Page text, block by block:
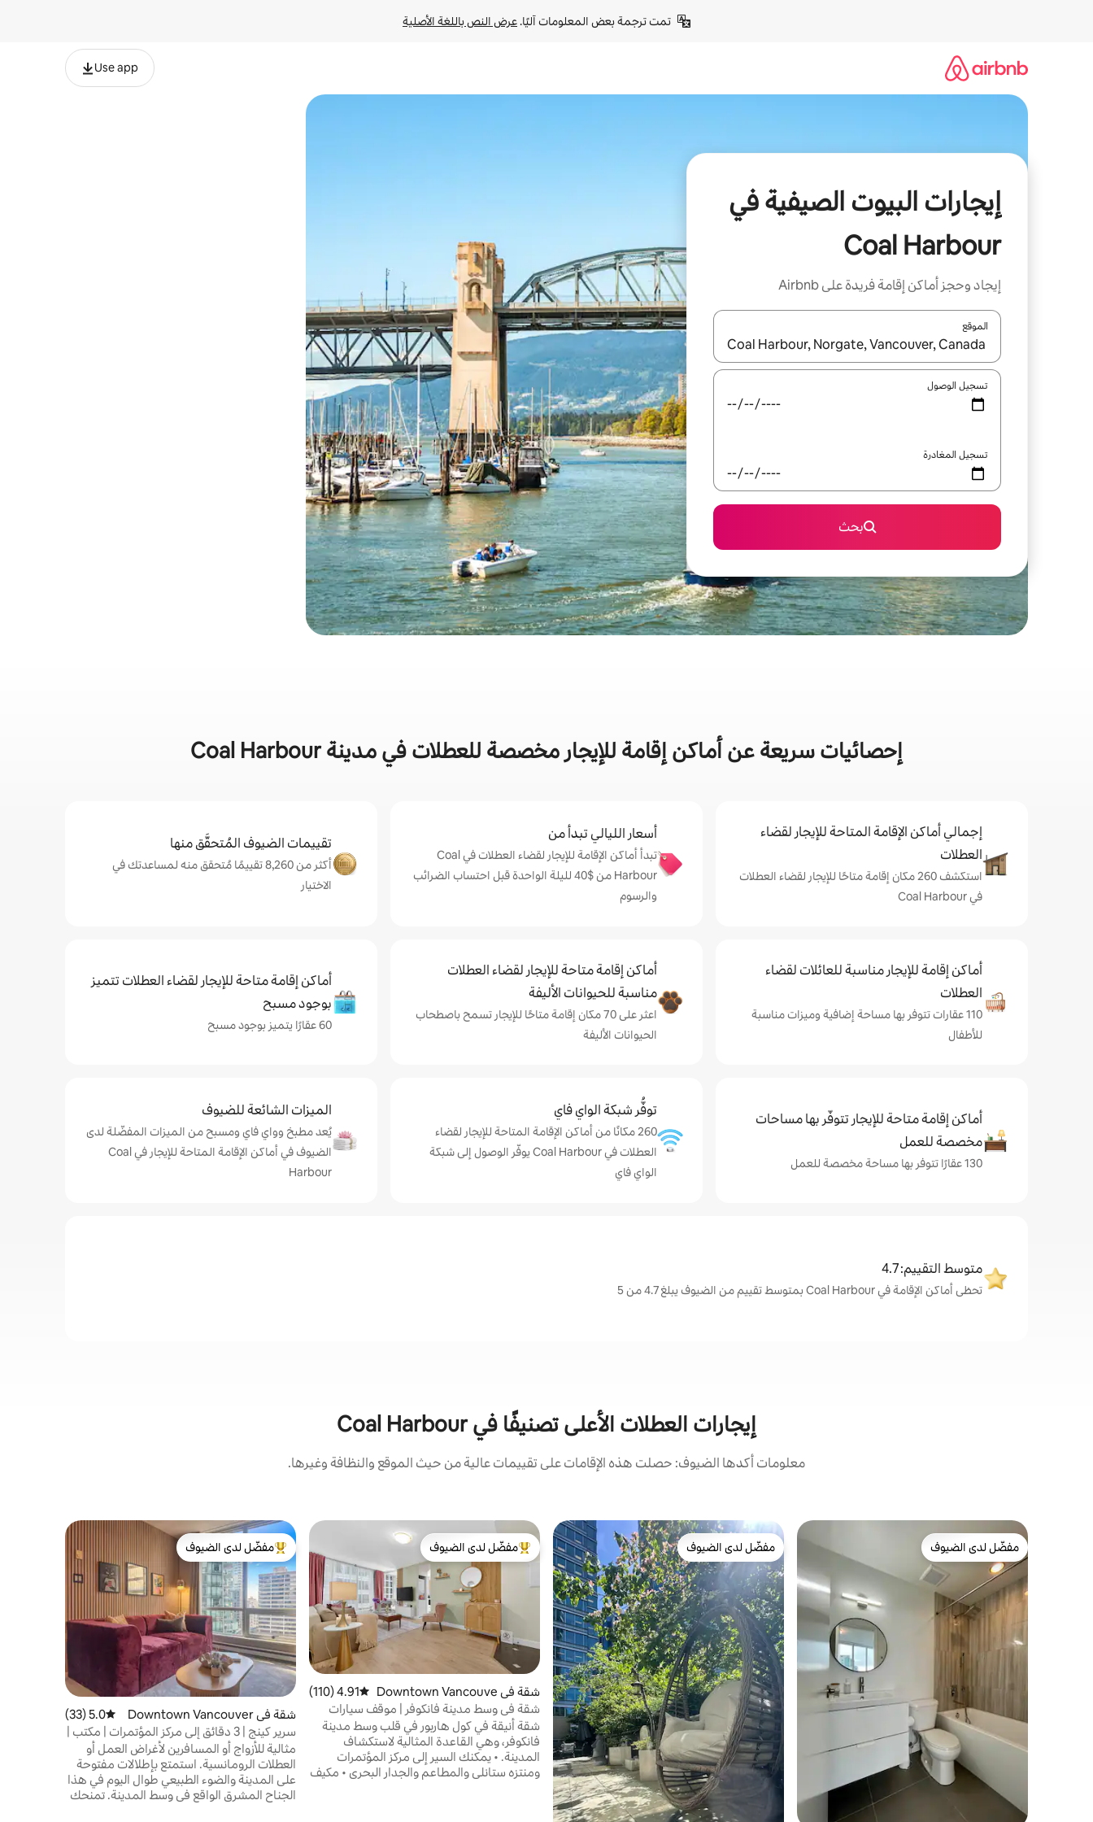
تمت ترجمة بعض المعلومات آليًا. عرض النص باللغة الأصلية
Use app
إيجارات البيوت الصيفية في
Coal Harbour
إيجاد وحجز أماكن إقامة فريدة على Airbnb
الموقع
عند توفر النتائج، انتقل باستخدام السهمين لأعلى ولأسفل أو استكشف عن طريق اللمس أو السحب.
تسجيل الوصول
تسجيل المغادرة
بحث
إحصائيات سريعة عن أماكن إقامة للإيجار مخصصة للعطلات في مدينة Coal Harbour
إجمالي أماكن الإقامة المتاحة للإيجار لقضاء
العطلات
استكشف 260 مكان إقامة متاحًا للإيجار لقضاء العطلات
في Coal Harbour
أسعار الليالي تبدأ من
تبدأ أماكن الإقامة للإيجار لقضاء العطلات في Coal
Harbour من $‏40 لليلة الواحدة قبل احتساب الضرائب
والرسوم
تقييمات الضيوف المُتحقَّق منها
أكثر من 8,260 تقييمًا مُتحقق منه لمساعدتك في
الاختيار
أماكن إقامة للإيجار مناسبة للعائلات لقضاء
العطلات
110 عقارات تتوفر بها مساحة إضافية وميزات مناسبة
للأطفال
أماكن إقامة متاحة للإيجار لقضاء العطلات
مناسبة للحيوانات الأليفة
اعثر على 70 مكان إقامة متاحًا للإيجار تسمح باصطحاب
الحيوانات الأليفة
أماكن إقامة متاحة للإيجار لقضاء العطلات تتميز
بوجود مسبح
60 عقارًا يتميز بوجود مسبح
أماكن إقامة متاحة للإيجار تتوفّر بها مساحات
مخصصة للعمل
130 عقارًا تتوفر بها مساحة مخصصة للعمل
توفُّر شبكة الواي فاي
260 مكانًا من أماكن الإقامة المتاحة للإيجار لقضاء
العطلات في Coal Harbour يوفّر الوصول إلى شبكة
الواي فاي
الميزات الشائعة للضيوف
يُعد مطبخ وواي فاي ومسبح من الميزات المفضّلة لدى
الضيوف في أماكن الإقامة المتاحة للإيجار في Coal
Harbour
متوسط التقييم: 4.7
تحظى أماكن الإقامة في Coal Harbour بمتوسط تقييم من الضيوف يبلغ 4.7 من 5
إيجارات العطلات الأعلى تصنيفًا في Coal Harbour
معلومات أكدها الضيوف: حصلت هذه الإقامات على تقييمات عالية من حيث الموقع والنظافة وغيرها.
مفضّل لدى الضيوف
مفضّل لدى الضيوف
مفضّل لدى الضيوف
مفضّل لدى الضيوف
من أبرز البيوت المفضّلة لدى الضيوف
مفضّل لدى الضيوف
شقة في Downtown Vancouve
r
متوسط التقييم 4.91 من 5، 110 مراجعات
4.91 (110)
شقة في وسط مدينة فانكوفر | موقف سيارات
آمن + مكيف هواء
شقة أنيقة في كول هاربور في قلب وسط مدينة
فانكوفر، وهي القاعدة المثالية لاستكشاف
المدينة. • يمكنك السير إلى مركز المؤتمرات
ومنتزه ستانلي والمطاعم والجدار البحري • مكيف
من أبرز البيوت المفضّلة لدى الضيوف
مفضّل لدى الضيوف
شقة في Downtown Vancouver متوسط التقييم 5.0 من 5، 33 مراجعات
5.0 (33)
سرير كينج | 3 دقائق إلى مركز المؤتمرات | مكتب |
موقف سيارات
مثالية للأزواج أو المسافرين لأغراض العمل أو
العطلات الرومانسية. استمتع بإطلالات مفتوحة
على المدينة والضوء الطبيعي طوال اليوم في هذا
الجناح المشرق الواقع في وسط المدينة. تمنحك